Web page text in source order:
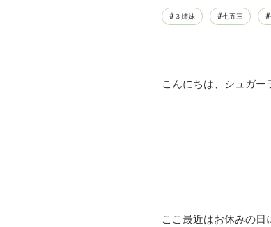
３姉妹 七五三
こんにちは、シュガー
ここ最近はお休みの